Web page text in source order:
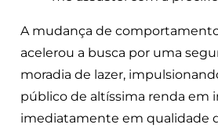
A mudança de
acelerou a busca por uma
moradia de lazer,
público de altíssima renda em
imediatamente em qualidade